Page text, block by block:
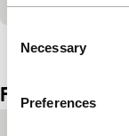
Selection
Necessary
Preferences
Film details